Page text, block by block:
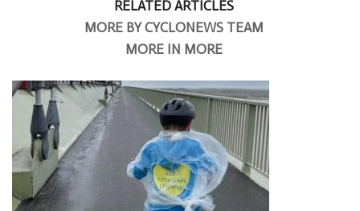
RELATED ARTICLES
MORE BY CYCLONEWS TEAM
MORE IN MORE